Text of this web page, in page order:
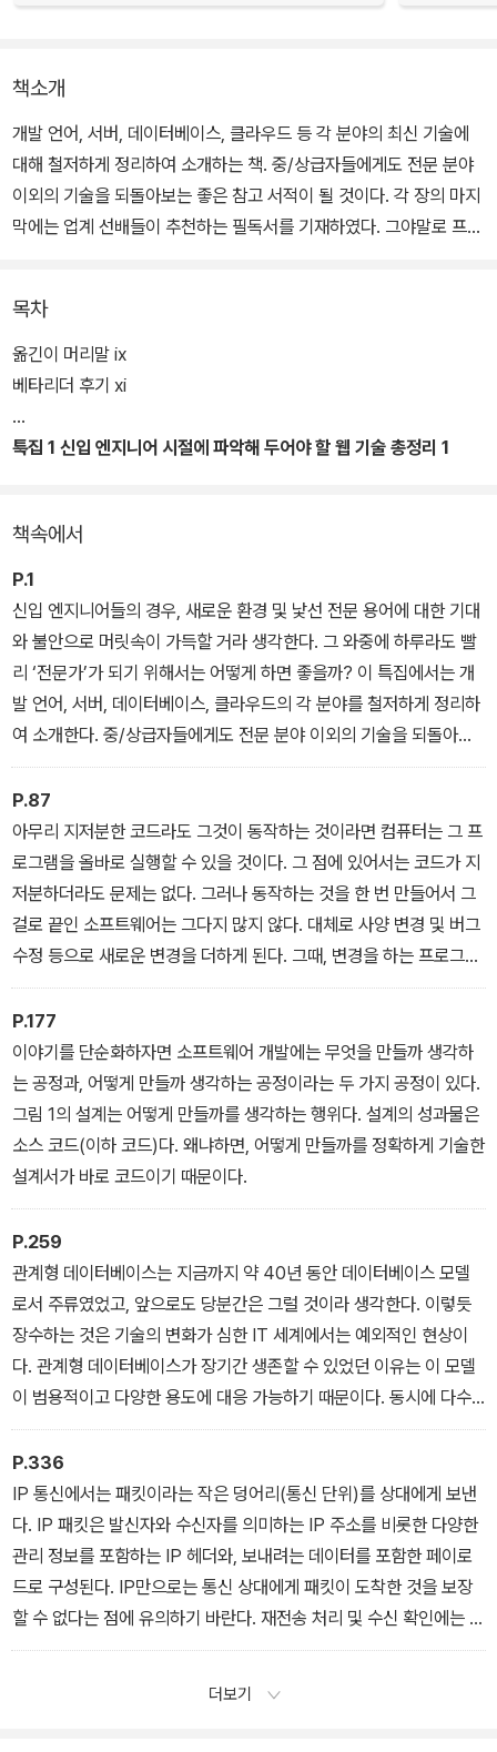
책소개
개발 언어, 서버, 데이터베이스, 클라우드 등 각 분야의 최신 기술에
대해 철저하게 정리하여 소개하는 책. 중/상급자들에게도 전문 분야
이외의 기술을 되돌아보는 좋은 참고 서적이 될 것이다. 각 장의 마지
막에는 업계 선배들이 추천하는 필독서를 기재하였다. 그야말로 프로
목차
옮긴이 머리말 ix
베타리더 후기 xi
특집 1 신입 엔지니어 시절에 파악해 두어야 할 웹 기술 총정리 1
책속에서
P.1
신입 엔지니어들의 경우, 새로운 환경 및 낯선 전문 용어에 대한 기대
와 불안으로 머릿속이 가득할 거라 생각한다. 그 와중에 하루라도 빨
리 ‘전문가’가 되기 위해서는 어떻게 하면 좋을까? 이 특집에서는 개
발 언어, 서버, 데이터베이스, 클라우드의 각 분야를 철저하게 정리하
여 소개한다. 중/상급자들에게도 전문 분야 이외의 기술을 되돌아보
는 것은 좋은 참고가 될 것이다. 각 장의 마지막에는 선배들이 추천하
는 필독서를 기재하였다. 프로그래머로서 첫걸음을 딛기 위한 지식들
로 가득 차 있다.
(특집① 신입 엔지니어 시절에 파악해 두어야 할 웹 기술 총정리)
P.87
아무리 지저분한 코드라도 그것이 동작하는 것이라면 컴퓨터는 그 프
로그램을 올바로 실행할 수 있을 것이다. 그 점에 있어서는 코드가 지
저분하더라도 문제는 없다. 그러나 동작하는 것을 한 번 만들어서 그
걸로 끝인 소프트웨어는 그다지 많지 않다. 대체로 사양 변경 및 버그
수정 등으로 새로운 변경을 더하게 된다. 그때, 변경을 하는 프로그래
머는 기존 코드에 대해서 이해할 필요가 있다.
P.177
이야기를 단순화하자면 소프트웨어 개발에는 무엇을 만들까 생각하
는 공정과, 어떻게 만들까 생각하는 공정이라는 두 가지 공정이 있다.
그림 1의 설계는 어떻게 만들까를 생각하는 행위다. 설계의 성과물은
소스 코드(이하 코드)다. 왜냐하면, 어떻게 만들까를 정확하게 기술한
설계서가 바로 코드이기 때문이다.
P.259
관계형 데이터베이스는 지금까지 약 40년 동안 데이터베이스 모델
로서 주류였었고, 앞으로도 당분간은 그럴 것이라 생각한다. 이렇듯
장수하는 것은 기술의 변화가 심한 IT 세계에서는 예외적인 현상이
다. 관계형 데이터베이스가 장기간 생존할 수 있었던 이유는 이 모델
이 범용적이고 다양한 용도에 대응 가능하기 때문이다. 동시에 다수
의 트랜잭션을 처리해야 하는 OLTP(On-LineTransaction Proce
ssing)에서 복잡한 검색에 특화된 DWH(DataWareHouse)와 업
데이트 부하가 높은 일괄 처리에 이르기까지, RDB는 어떠한 상황에
서도 평균보다 높은 성능을 발휘하는 사용하기 편리한 모델이다. 다
시 말해, 환경 변화에 강한 ‘유니버설 타입’의 데이터베이스라고 말할
수 있다.
P.336
IP 통신에서는 패킷이라는 작은 덩어리(통신 단위)를 상대에게 보낸
다. IP 패킷은 발신자와 수신자를 의미하는 IP 주소를 비롯한 다양한
관리 정보를 포함하는 IP 헤더와, 보내려는 데이터를 포함한 페이로
드로 구성된다. IP만으로는 통신 상대에게 패킷이 도착한 것을 보장
할 수 없다는 점에 유의하기 바란다. 재전송 처리 및 수신 확인에는 상
위 레이어인 TCP의 힘을 빌릴 필요가 있다.
더보기